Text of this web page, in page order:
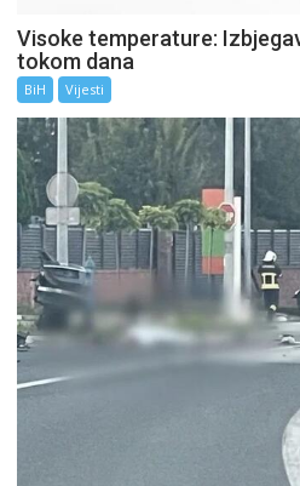
Visoke temperature:
tokom dana
BiH Vijesti